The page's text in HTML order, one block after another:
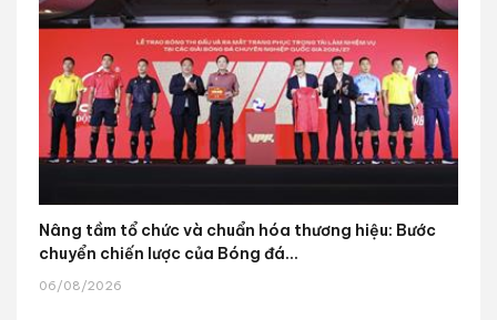
Nâng tầm tổ chức và chuẩn hóa thương hiệu: Bước
chuyển chiến lược của Bóng đá...
06/08/2026